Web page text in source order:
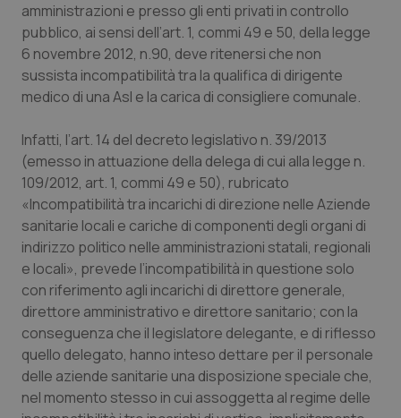
Campania
Emilia-Romagna
Lazio
Liguria
Lombardia
Marche
Molise
Piemonte
Car-T
Colesterolo & coronaropatie
Diabete & glucometri
Disturbi dell’umore
Dolore
Donna & Salute
Epatiti
HIV
amministrazioni e presso gli enti privati in controllo
pubblico, ai sensi dell’art. 1, commi 49 e 50, della legge
6 novembre 2012, n.90, deve ritenersi che non
sussista incompatibilità tra la qualifica di dirigente
medico di una Asl e la carica di consigliere comunale.
Infatti, l’art. 14 del decreto legislativo n. 39/2013
(emesso in attuazione della delega di cui alla legge n.
109/2012, art. 1, commi 49 e 50), rubricato
«Incompatibilità tra incarichi di direzione nelle Aziende
sanitarie locali e cariche di componenti degli organi di
indirizzo politico nelle amministrazioni statali, regionali
e locali», prevede l’incompatibilità in questione solo
con riferimento agli incarichi di direttore generale,
direttore amministrativo e direttore sanitario; con la
conseguenza che il legislatore delegante, e di riflesso
quello delegato, hanno inteso dettare per il personale
delle aziende sanitarie una disposizione speciale che,
nel momento stesso in cui assoggetta al regime delle